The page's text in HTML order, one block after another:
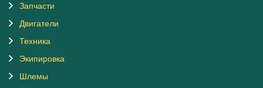
Запчасти
Двигатели
Техника
Экипировка
Шлемы